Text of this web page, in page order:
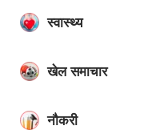
स्वास्थ्य
खेल समाचार
नौकरी